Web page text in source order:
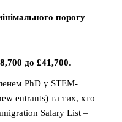
порогу
до £41,700.
PhD у STEM-
entrants) та тих, хто
Salary List –